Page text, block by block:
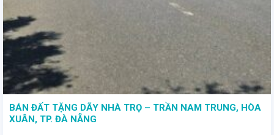
BÁN ĐẤT TẶNG DÃY NHÀ TRỌ – TRẦN NAM TRUNG, HÒA
XUÂN, TP. ĐÀ NẴNG